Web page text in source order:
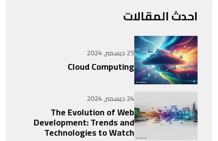
احدث المقالات
25 ديسمبر, 2024
Cloud Computing
24 ديسمبر, 2024
The Evolution of Web
Development: Trends and
Technologies to Watch